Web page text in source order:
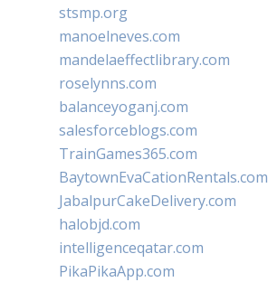
stsmp.org
manoelneves.com
mandelaeffectlibrary.com
roselynns.com
balanceyoganj.com
salesforceblogs.com
TrainGames365.com
BaytownEvaCationRentals.com
JabalpurCakeDelivery.com
halobjd.com
intelligenceqatar.com
PikaPikaApp.com